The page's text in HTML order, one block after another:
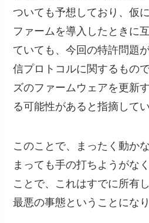
ついても予想しており、仮
ファームを導入したときに
ていても、今回の特許問題
信プロトコルに関するもの
ズのファームウェアを更新
る可能性があると指摘してい
このことで、まったく動か
まっても手の打ちようがな
ことで、これはすでに所有
最悪の事態ということにな